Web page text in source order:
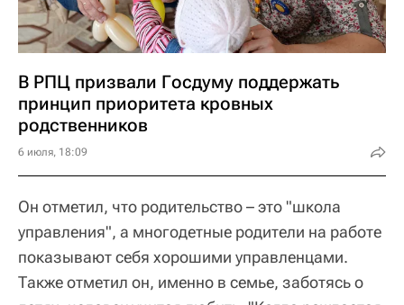
В РПЦ призвали Госдуму поддержать
принцип приоритета кровных
родственников
6 июля, 18:09
Он отметил, что родительство – это "школа
управления", а многодетные родители на работе
показывают себя хорошими управленцами.
Также отметил он, именно в семье, заботясь о